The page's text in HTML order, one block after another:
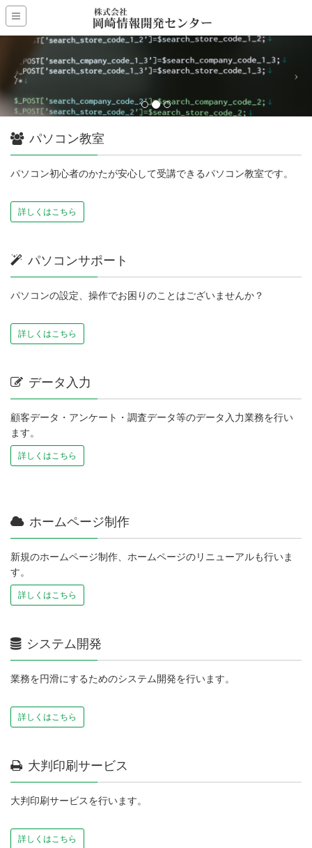
パソコン教室
パソコン初心者のかたが安心して受講できるパソコン教室です。
詳しくはこちら
パソコンサポート
パソコンの設定、操作でお困りのことはございませんか？
詳しくはこちら
データ入力
顧客データ・アンケート・調査データ等のデータ入力業務を行い
ます。
詳しくはこちら
ホームページ制作
新規のホームページ制作、ホームページのリニューアルも行いま
す。
詳しくはこちら
システム開発
業務を円滑にするためのシステム開発を行います。
詳しくはこちら
大判印刷サービス
大判印刷サービスを行います。
詳しくはこちら